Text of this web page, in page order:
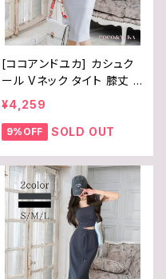
[ココアンドユカ] カシュク
ール Vネック タイト 膝丈 ワ
ンピース ロング 丈 セクシ
ー スリット ノースリーブ キ
ャバ 嬢 ドレス バイカラー
ィース B0D47CNFV4
¥4,259
9%OFF SOLD OUT